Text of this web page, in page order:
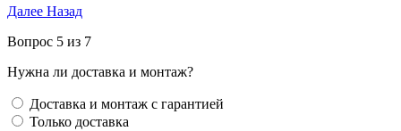
Далее Назад
Вопрос 5 из 7
Нужна ли доставка и монтаж?
Доставка и монтаж с гарантией
Только доставка